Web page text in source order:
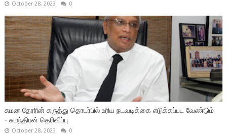
October 28, 2023 0
சுமன தேரரின் கருத்து தொடர்பில் உரிய நடவடிக்கை எடுக்கப்பட வேண்டும்
- சுமந்திரன் தெரிவிப்பு
October 28, 2023 0